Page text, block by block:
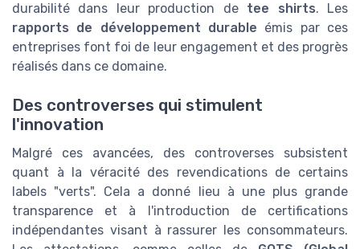
durabilité dans leur production de tee shirts. Les
rapports de développement durable émis par ces
entreprises font foi de leur engagement et des progrès
réalisés dans ce domaine.
Des controverses qui stimulent
l'innovation
Malgré ces avancées, des controverses subsistent
quant à la véracité des revendications de certains
labels "verts". Cela a donné lieu à une plus grande
transparence et à l'introduction de certifications
indépendantes visant à rassurer les consommateurs.